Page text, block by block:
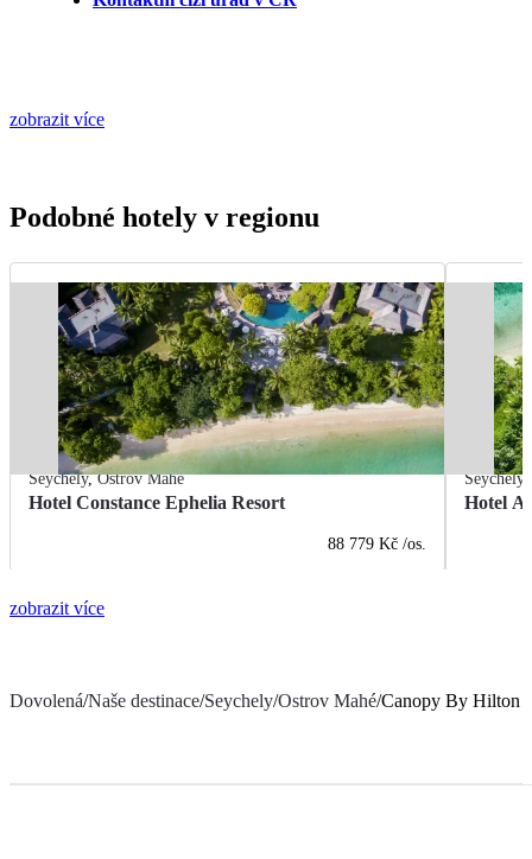
zobrazit více
Podobné hotely v regionu
Seychely,Ostrov Mahé
Hotel Constance Ephelia Resort
88 779 Kč /os.
Seychely
Hotel
zobrazit více
Dovolená/Naše destinace/Seychely/Ostrov Mahé/Canopy By Hilton